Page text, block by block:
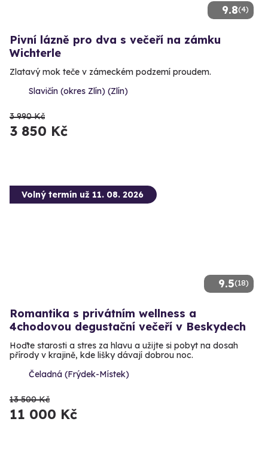
9.8(4)
Pivní lázně pro dva s večeří na zámku
Wichterle
Zlatavý mok teče v zámeckém podzemí proudem.
Slavičín (okres Zlín) (Zlín)
3 990 Kč
3 850 Kč
9.5(18)
Volný termín už 11. 08. 2026
Romantika s privátním wellness a
4chodovou degustační večeří v Beskydech
Hoďte starosti a stres za hlavu a užijte si pobyt na dosah
přírody v krajině, kde lišky dávají dobrou noc.
Čeladná (Frýdek-Místek)
13 500 Kč
11 000 Kč